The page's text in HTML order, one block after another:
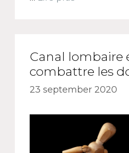
Canal lombaire
combattre les
23 september 2020